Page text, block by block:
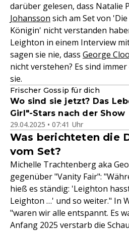
darüber gelesen, dass Natalie
Johansson sich am Set von
Königin' nicht verstanden
Leighton in einem Interview
sagen sie nie, dass George
nicht verstehen? Es sind
sie.
Frischer Gossip für dich
Wo sind sie jetzt? Das
Girl"-Stars nach der Show
29.04.2025 • 07:41 Uhr
Was berichteten die
vom Set?
Michelle Trachtenberg aka
gegenüber "Vanity Fair":
hieß es ständig: 'Leighton
Leighton …' und so weiter." In
"waren wir alle entspannt. Es
Anfang 2025 verstarb die